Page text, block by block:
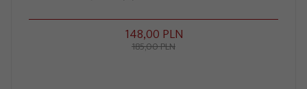
148,00 PLN
185,00 PLN